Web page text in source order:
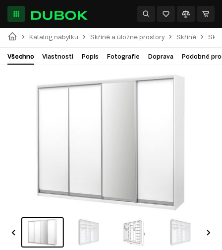
Katalog nábytku Skříně a úložné prostory Skříně
Všechno Vlastnosti Popis Fotografie Doprava Podobné